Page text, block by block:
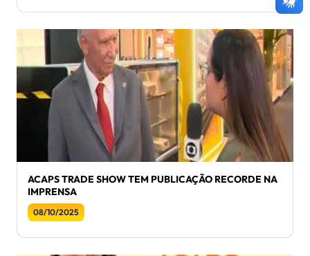
ACAPS TRADE SHOW TEM PUBLICAÇÃO RECORDE NA
IMPRENSA
08/10/2025